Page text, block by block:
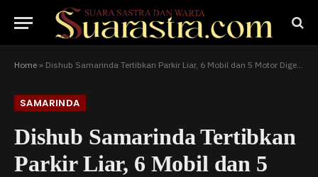
Home » Dishub Samarinda Tertibkan Parkir Liar, 6 Mobil dan 5 Motor Digembosi
SAMARINDA
Dishub Samarinda Tertibkan
Parkir Liar, 6 Mobil dan 5